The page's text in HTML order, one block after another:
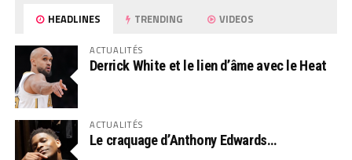
HEADLINES TRENDING VIDEOS
ACTUALITÉS
Derrick White et le lien d’âme avec le Heat
ACTUALITÉS
Le craquage d’Anthony Edwards…